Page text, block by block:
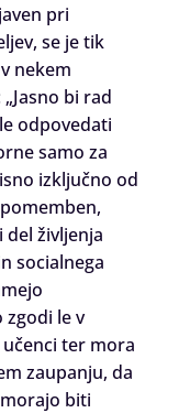
pri
se je tik
nekem
bi rad
odpovedati
samo za
izključno od
del življenja
socialnega
zgodi le v
ter mora
zaupanju, da
biti